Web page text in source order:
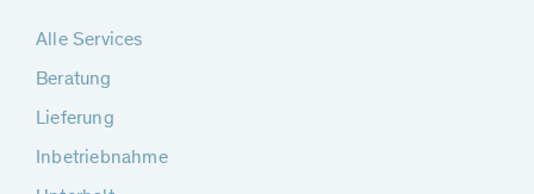
Alle Services
Beratung
Lieferung
Inbetriebnahme